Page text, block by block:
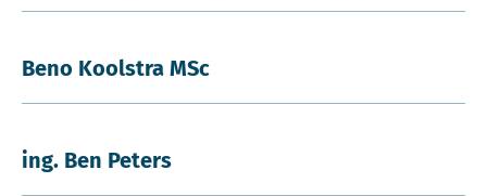
Beno Koolstra MSc
ing. Ben Peters